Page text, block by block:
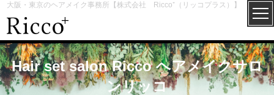
大阪・東京のヘアメイク事務所【株式会社 Ricco⁺（リッコプラス）】
Hair set salon Ricco ヘアメイクサロ
ンリッコ